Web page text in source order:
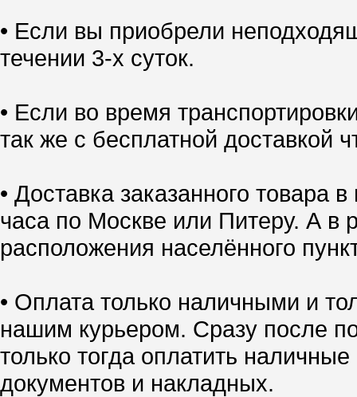
• Если вы приобрели
течении 3-х суток.
• Если во время
так же с бесплатной доставкой
• Доставка заказанного товара
часа по Москве или Питеру. А в
расположения населённого
• Оплата только наличными и
нашим курьером. Сразу после
только тогда оплатить
документов и накладных.